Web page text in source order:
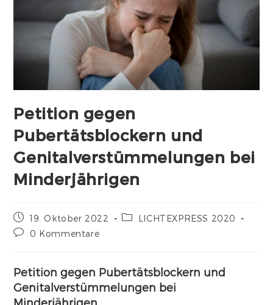
Petition gegen
Pubertätsblockern und
Genitalverstümmelungen bei
Minderjährigen
19. Oktober 2022
LICHTEXPRESS 2020
0 Kommentare
Petition gegen Pubertätsblockern und
Genitalverstümmelungen bei
Minderjährigen